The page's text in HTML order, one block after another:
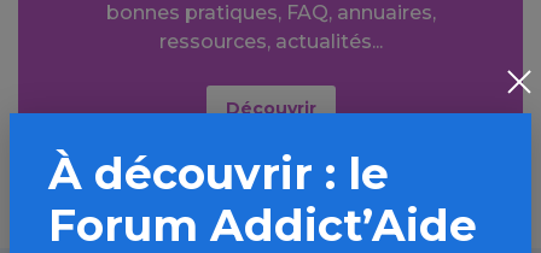
bonnes pratiques, FAQ, annuaires,
ressources, actualités...
Découvrir
À découvrir : le
Forum Addict’Aide